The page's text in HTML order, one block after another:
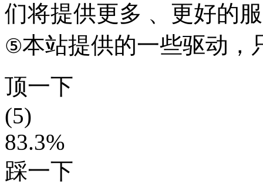
们将提供更多 、更好的
⑤本站提供的一些驱动，
顶一下
(5)
83.3%
踩一下